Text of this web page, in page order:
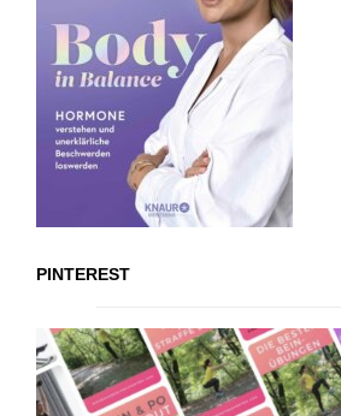
PINTEREST